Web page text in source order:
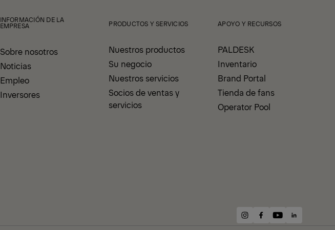
INFORMACIÓN DE LA
EMPRESA
Sobre nosotros
Noticias
Empleo
Inversores
PRODUCTOS Y SERVICIOS
Nuestros productos
Su negocio
Nuestros servicios
Socios de ventas y
servicios
APOYO Y RECURSOS
PALDESK
Inventario
Brand Portal
Tienda de fans
Operator Pool
instagram
facebook
youtubelinkedin